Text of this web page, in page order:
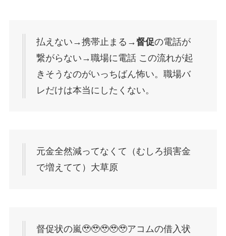
払えない→携帯止まる→督促の電話が
繋がらない→職場に電話 この流れが起
きそうなのがいっちばん怖い。職場バ
レだけは本当にしたくない。
元金全然減ってなくて（むしろ損害金
で増えてて）大草原
督促状の嵐🥹🥹🥹🥹🥹アコムの借入状